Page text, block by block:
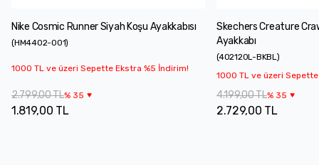
Nike Cosmic Runner Siyah Koşu Ayakkabısı
(HM4402-001)
1000 TL ve üzeri Sepette Ekstra %5 İndirim!
2.799,00 TL% 35
1.819,00 TL
Skechers Creature
Ayakkabı
(402120L-BKBL)
1000 TL ve üzeri
4.199,00 TL% 35
2.729,00 TL